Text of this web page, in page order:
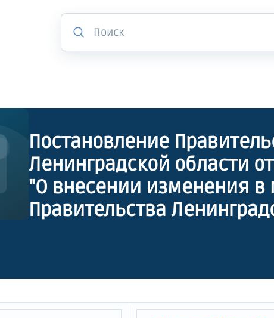
Постановление
Ленинградской области
"О внесении изменения в
Правительства